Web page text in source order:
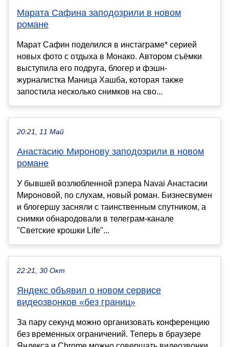
Марата Сафина заподозрили в новом
романе
Марат Сафин поделился в инстаграме* серией
новых фото с отдыха в Монако. Автором съёмки
выступила его подруга, блогер и фэшн-
журналистка Маница Хашба, которая также
запостила несколько снимков на сво...
20:21, 11 Май
Анастасию Миронову заподозрили в новом
романе
У бывшей возлюбленной рэпера Navai Анастасии
Мироновой, по слухам, новый роман. Бизнесвумен
и блогершу засняли с таинственным спутником, а
снимки обнародовали в телеграм-канале
"Светские крошки Life"...
22:21, 30 Окт
Яндекс объявил о новом сервисе
видеозвонков «без границ»
За пару секунд можно организовать конференцию
без временных ограничений. Теперь в браузере